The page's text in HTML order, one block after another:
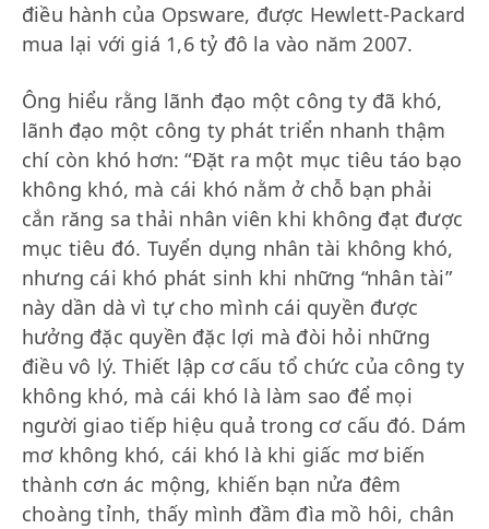
điều hành của Opsware, được Hewlett-Packard
mua lại với giá 1,6 tỷ đô la vào năm 2007.
Ông hiểu rằng lãnh đạo một công ty đã khó,
lãnh đạo một công ty phát triển nhanh thậm
chí còn khó hơn: “Đặt ra một mục tiêu táo bạo
không khó, mà cái khó nằm ở chỗ bạn phải
cắn răng sa thải nhân viên khi không đạt được
mục tiêu đó. Tuyển dụng nhân tài không khó,
nhưng cái khó phát sinh khi những “nhân tài”
này dần dà vì tự cho mình cái quyền được
hưởng đặc quyền đặc lợi mà đòi hỏi những
điều vô lý. Thiết lập cơ cấu tổ chức của công ty
không khó, mà cái khó là làm sao để mọi
người giao tiếp hiệu quả trong cơ cấu đó. Dám
mơ không khó, cái khó là khi giấc mơ biến
thành cơn ác mộng, khiến bạn nửa đêm
choàng tỉnh, thấy mình đầm đìa mồ hôi, chân